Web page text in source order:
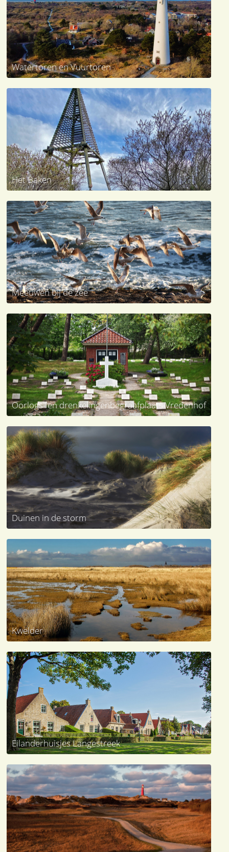
Watertoren en Vuurtoren
Het Baken
Meeuwen bij de zee
Oorlogs- en drenkelingenbegraafplaats Vredenhof
Duinen in de storm
Kwelder
Eilanderhuisjes Langestreek